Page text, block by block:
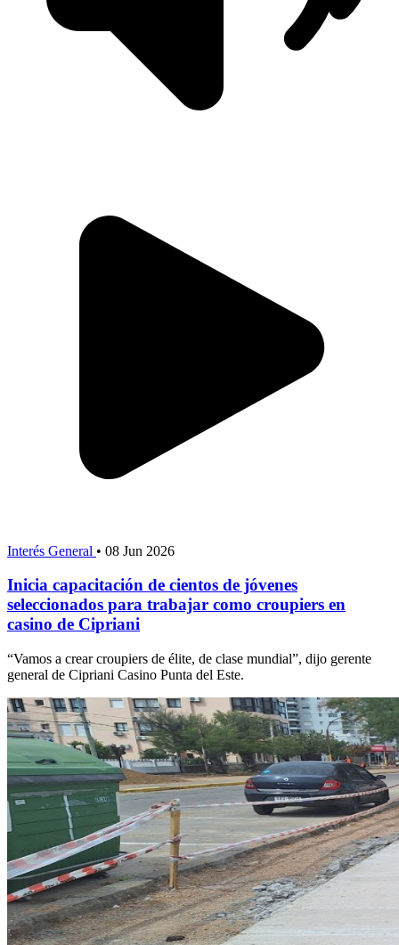
Interés General • 08 Jun 2026
Inicia capacitación de cientos de jóvenes
seleccionados para trabajar como croupiers en
casino de Cipriani
“Vamos a crear croupiers de élite, de clase mundial”, dijo gerente
general de Cipriani Casino Punta del Este.